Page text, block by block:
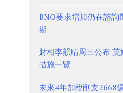
BNO要求增加仍在諮詢
期
財相李韻晴周三公布 英
措施一覽
未來4年加稅削支2668